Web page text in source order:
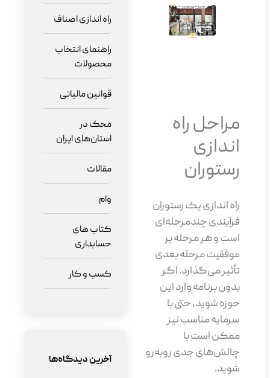
مراحل راه
اندازی
رستوران
راه اندازی یک رستوران
فرآیندی چندمرحله‌ای
است و هر مرحله بر
موفقیت مرحله بعدی
تأثیر می‌گذارد. اگر
بدون برنامه وارد این
حوزه شوید، حتی با
سرمایه مناسب نیز
ممکن است با
چالش‌های جدی روبه‌رو
شوید.
راه اندازی اصناف
راهنمای انتخاب
محصولات
قوانین مالیاتی
محک در
استان‌های ایران
مقالات
وام
کتاب های
حسابداری
کسب و کار
آخرین دیدگاه‌ها